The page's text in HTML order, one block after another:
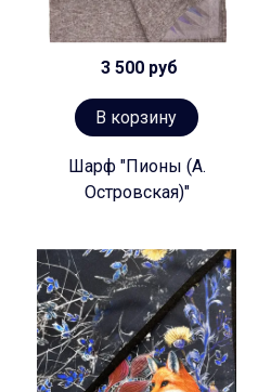
3 500 руб
В корзину
Шарф "Пионы (А.
Островская)"